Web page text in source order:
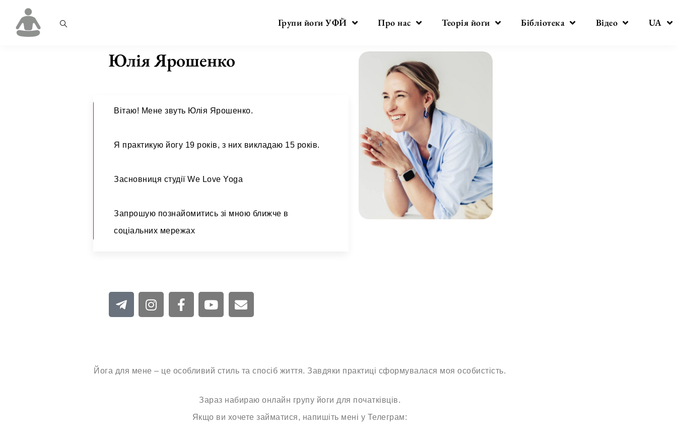
Групи йоґи УФЙ Про нас Теорія йоґи Бібліотека Відео UA
Юлія Ярошенко
Вітаю! Мене звуть Юлія Ярошенко.
Я практикую йогу 19 років, з них викладаю 15 років.
Засновниця студіїWe Love Yoga
Запрошую познайомитись зі мною ближче в
соціальних мережах
Йога для мене – це особливий стиль та спосіб життя. Завдяки практиці сформувалася моя особистість.
Зараз набираю онлайн групу йоги для початківців.
Якщо ви хочете займатися, напишіть мені у Телеграм: